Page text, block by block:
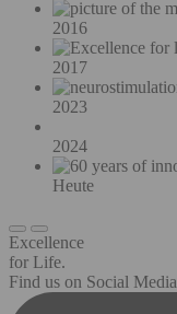
2016
2017
2023
2024
Heute
Excellence
for Life.
Find us on Social Media